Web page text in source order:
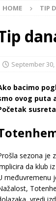
HOME TIP
September 30,
bacimo
ovog puta
sezona je
da klub
međuvremenu